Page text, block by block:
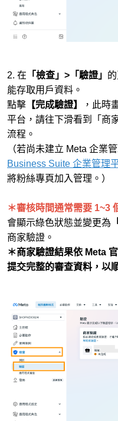
2. 在 「檢查」>「驗證」
能存取用戶資料。
點擊 【完成驗證】
，此時
平台，請往下滑看到「商
流程。
（若尚未建立 Meta 企業
Business Suite 企業管理
將粉絲專頁加入管理。）
＊審核時間通常需要 1~3
會顯示綠色狀態並變更為
商家驗證。
＊商家驗證結果依 Meta
提交完整的審查資料，以